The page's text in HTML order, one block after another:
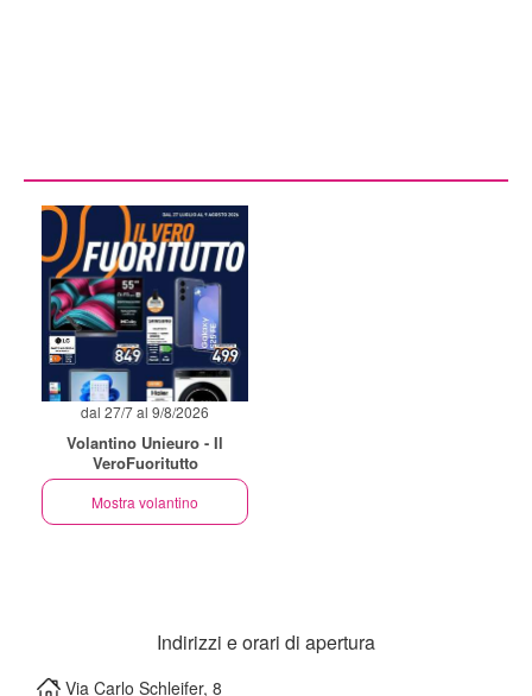
dal 27/7 al 9/8/2026
Volantino Unieuro - Il
VeroFuoritutto
Mostra volantino
Indirizzi e orari di apertura
Via Carlo Schleifer, 8